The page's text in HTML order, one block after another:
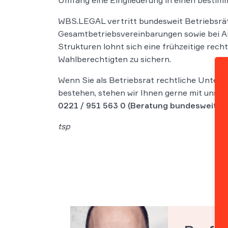
WBS.LEGAL vertritt bundesweit
Gesamtbetriebsvereinbarungen sowie bei
Strukturen lohnt sich eine frühzeitige
Wahlberechtigten zu sichern.
Wenn Sie als Betriebsrat rechtliche
bestehen, stehen wir Ihnen gerne mit
0221 / 951 563 0 (Beratung bundesweit)
tsp